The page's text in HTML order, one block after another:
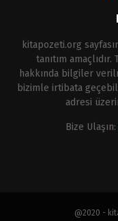
kitapozeti.org
tanıtım
hakkında bilgiler
bizimle irtibata
adresi
Bize Ulaşın:
@2020 -